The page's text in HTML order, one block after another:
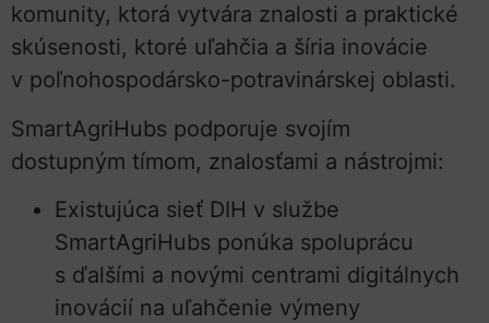
komunity, ktorá vytvára znalosti a praktické
skúsenosti, ktoré uľahčia a šíria inovácie
v poľnohospodársko-potravinárskej oblasti.
SmartAgriHubs podporuje svojím
dostupným tímom, znalosťami a nástrojmi:
Existujúca sieť DIH v službe
SmartAgriHubs ponúka spoluprácu
s ďalšími a novými centrami digitálnych
inovácií na uľahčenie výmeny